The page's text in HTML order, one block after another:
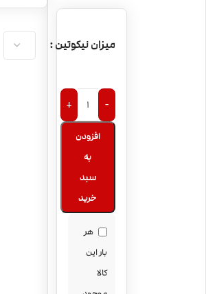
میزان نیکوتین
-
+
افزودن
به
سبد
خرید
هر
بار این
کالا